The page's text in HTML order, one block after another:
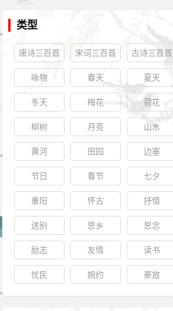
类型
唐诗三百首 宋词三百首 古诗三百首
咏物 春天 夏天
冬天 梅花 荷花
柳树 月亮 山水
黄河 田园 边塞
节日 春节 七夕
重阳 怀古 抒情
送别 思乡 思念
励志 友情 读书
忧民 婉约 豪放